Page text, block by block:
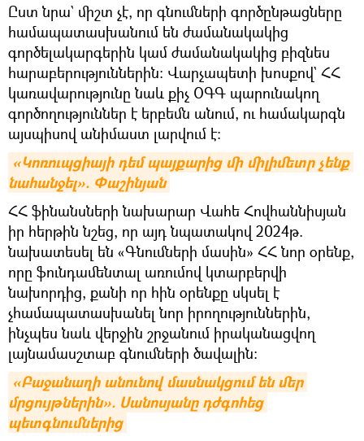
Ըստ նրա` միշտ չէ, որ գնումների գործընթացները
համապատասխանում են ժամանակակից
գործելակարգերին կամ ժամանակակից բիզնես
հարաբերություններին։ Վարչապետի խոսքով` ՀՀ
կառավարությունը նաև քիչ ՕԳԳ պարունակող
գործողություններ է երբեմն անում, ու համակարգն
այսպիսով անիմաստ լարվում է։
«Կոռուպցիայի դեմ պայքարից մի միլիմետր չենք
նահանջել». Փաշինյան
ՀՀ ֆինանսների նախարար Վահե Հովհաննիսյան
իր հերթին նշեց, որ այդ նպատակով 2024թ.
նախատեսել են «Գնումների մասին» ՀՀ նոր օրենք,
որը ֆունդամենտալ առումով կտարբերվի
նախորդից, քանի որ հին օրենքը սկսել է
չհամապատասխանել նոր իրողություններին,
ինչպես նաև վերջին շրջանում իրականացվող
լայնամասշտաբ գնումների ծավալին։
«Բաջանաղի անունով մասնակցում են մեր
մրցույթներին». Սանոսյանը դժգոհեց
պետգնումներից